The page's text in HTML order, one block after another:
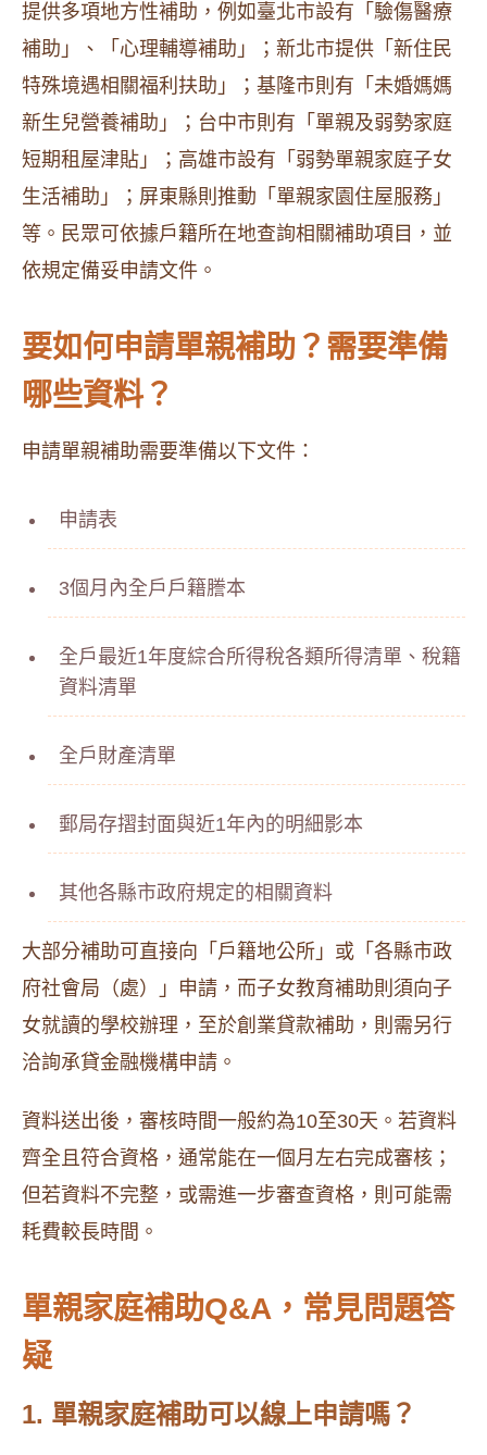
提供多項地方性補助，例如臺北市設有「驗傷醫療
補助」、「心理輔導補助」；新北市提供「新住民
特殊境遇相關福利扶助」；基隆市則有「未婚媽媽
新生兒營養補助」；台中市則有「單親及弱勢家庭
短期租屋津貼」；高雄市設有「弱勢單親家庭子女
生活補助」；屏東縣則推動「單親家園住屋服務」
等。民眾可依據戶籍所在地查詢相關補助項目，並
依規定備妥申請文件。
要如何申請單親補助？需要準備
哪些資料？
申請單親補助需要準備以下文件：
申請表
3個月內全戶戶籍謄本
全戶最近1年度綜合所得稅各類所得清單、稅籍
資料清單
全戶財產清單
郵局存摺封面與近1年內的明細影本
其他各縣市政府規定的相關資料
大部分補助可直接向「戶籍地公所」或「各縣市政
府社會局（處）」申請，而子女教育補助則須向子
女就讀的學校辦理，至於創業貸款補助，則需另行
洽詢承貸金融機構申請。
資料送出後，審核時間一般約為10至30天。若資料
齊全且符合資格，通常能在一個月左右完成審核；
但若資料不完整，或需進一步審查資格，則可能需
耗費較長時間。
單親家庭補助Q&A，常見問題答
疑
1. 單親家庭補助可以線上申請嗎？